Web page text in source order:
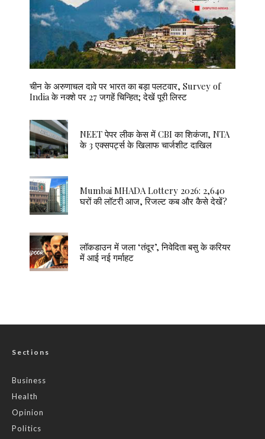
चीन के अरुणाचल दावे पर भारत का बड़ा पलटवार, Survey of
India के नक्शे पर 27 जगहें चिन्हित; देखें पूरी लिस्ट
NEET पेपर लीक केस में CBI का शिकंजा, NTA
के 3 एक्सपर्ट्स के खिलाफ चार्जशीट दाखिल
Mumbai MHADA Lottery 2026: 2,640
घरों की लॉटरी आज, रिजल्ट कब और कैसे देखें?
लॉकडाउन में जला ‘तंदूर’, निवेदिता बसु के करियर
में आई नई गर्माहट
Sections
Business
Health
Opinion
Politics